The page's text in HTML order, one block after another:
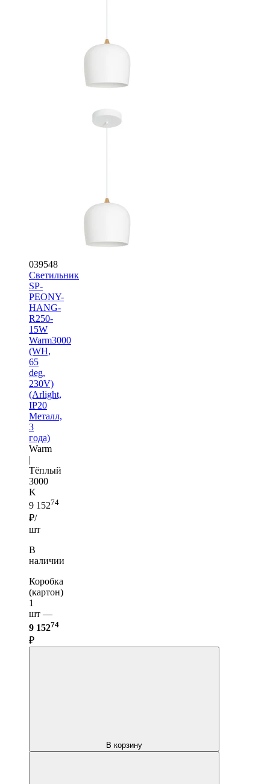
039548
Светильник
SP-
PEONY-
HANG-
R250-
15W
Warm3000
(WH,
65
deg,
230V)
(Arlight,
IP20
Металл,
3
года)
Warm
|
Тёплый
3000
K
9 15274
₽/
шт
В
наличии
Коробка
(картон)
1
шт —
9 15274
₽
В корзину